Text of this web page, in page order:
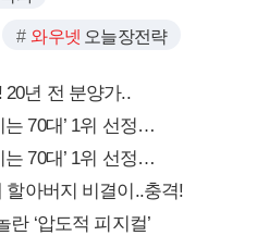
와우넷 오늘장전략
년 전 분양가..
는 70대’ 1위 선정…
는 70대’ 1위 선정…
할아버지 비결이..충격!
‘압도적 피지컬’